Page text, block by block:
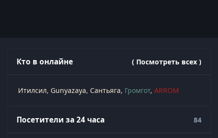
Кто в онлайне ( Посмотреть всех )
Итилсил Gunyazaya Сантьяга Громгот ARROM
Посетители за 24 часа 84